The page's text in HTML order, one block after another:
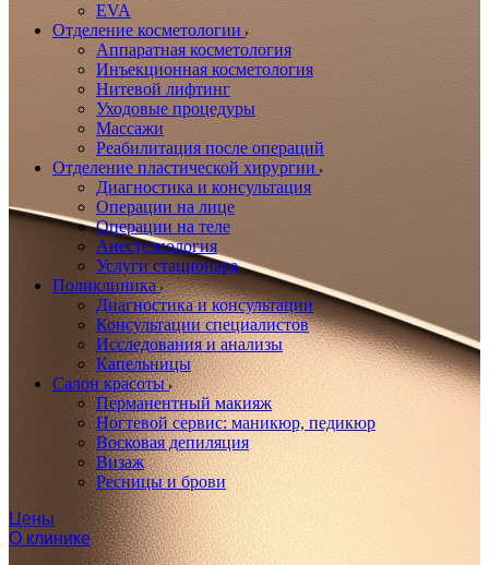
EVA
Отделение косметологии
Аппаратная косметология
Инъекционная косметология
Нитевой лифтинг
Уходовые процедуры
Массажи
Реабилитация после операций
Отделение пластической хирургии
Диагностика и консультация
Операции на лице
Операции на теле
Анестезиология
Услуги стационара
Поликлиника
Диагностика и консультации
Консультации специалистов
Исследования и анализы
Капельницы
Салон красоты
Перманентный макияж
Ногтевой сервис: маникюр, педикюр
Восковая депиляция
Визаж
Ресницы и брови
Цены
О клинике